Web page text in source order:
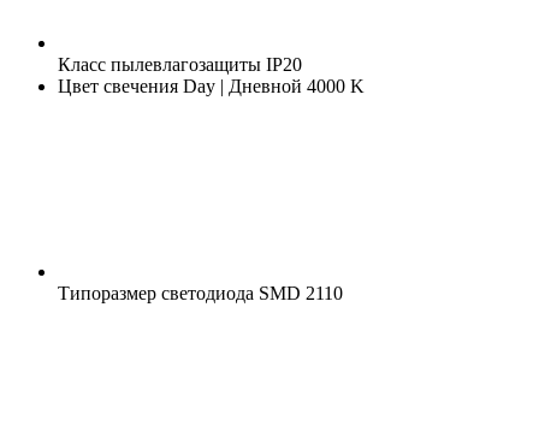
Класс пылевлагозащиты IP20
Цвет свечения Day | Дневной 4000 K
Типоразмер светодиода SMD 2110